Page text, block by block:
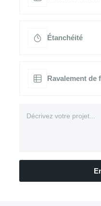
Étanchéité
Ravalement de